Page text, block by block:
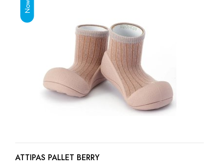
ATTIPAS PALLET BERRY